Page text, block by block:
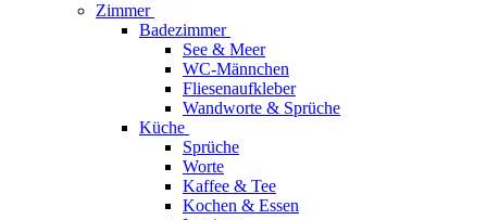
Zimmer
Badezimmer
See & Meer
WC-Männchen
Fliesenaufkleber
Wandworte & Sprüche
Küche
Sprüche
Worte
Kaffee & Tee
Kochen & Essen